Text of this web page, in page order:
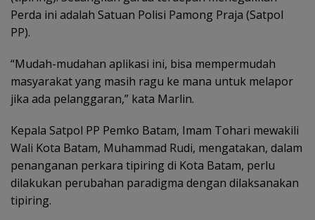
Perda ini adalah Satuan Polisi Pamong Praja (Satpol
PP).
“Mudah-mudahan aplikasi ini, bisa mempermudah
masyarakat yang masih ragu ke mana untuk melapor
jika ada pelanggaran,” kata Marlin.
Kepala Satpol PP Pemko Batam, Imam Tohari mewakili
Wali Kota Batam, Muhammad Rudi, mengatakan, dalam
penanganan perkara tipiring di Kota Batam, perlu
dilakukan perubahan paradigma dengan dilaksanakan
tipiring.